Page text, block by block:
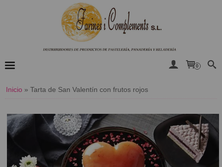
0
Inicio » ​Tarta de San Valentín con frutos rojos